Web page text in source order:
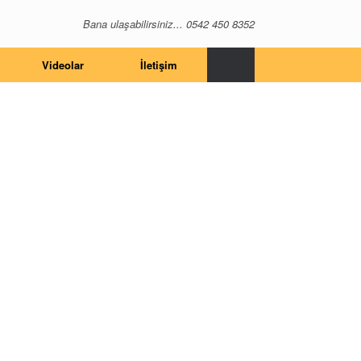
Bana ulaşabilirsiniz... 0542 450 8352
Videolar İletişim